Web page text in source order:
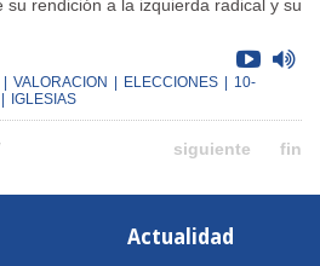
su rendición a la izquierda radical y su
VALORACION ELECCIONES
10-
IGLESIAS
siguiente fin
Actualidad